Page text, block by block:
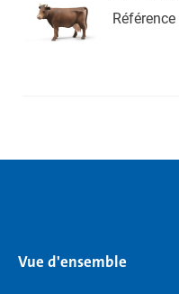
Référence
Vue d'ensemble